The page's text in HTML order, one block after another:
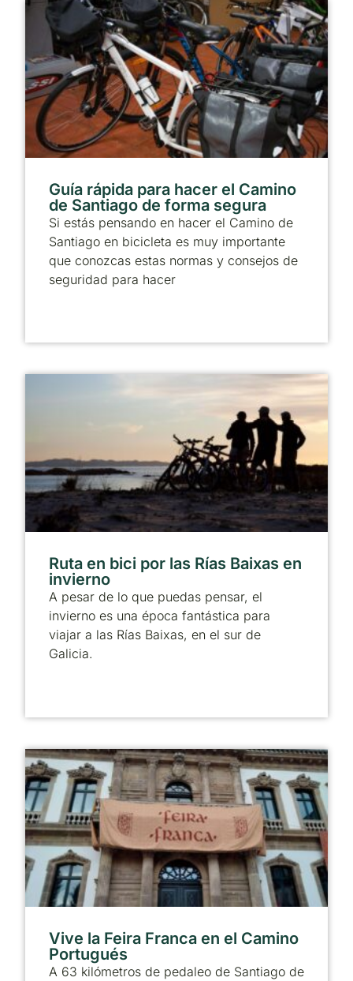
Guía rápida para hacer el Camino
de Santiago de forma segura
Si estás pensando en hacer el Camino de
Santiago en bicicleta es muy importante
que conozcas estas normas y consejos de
seguridad para hacer
Ruta en bici por las Rías Baixas en
invierno
A pesar de lo que puedas pensar, el
invierno es una época fantástica para
viajar a las Rías Baixas, en el sur de
Galicia.
Vive la Feira Franca en el Camino
Portugués
A 63 kilómetros de pedaleo de Santiago de